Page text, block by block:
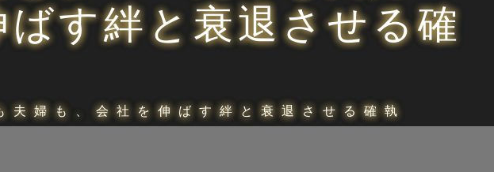
す絆と衰退させる確
婦も、会社を伸ばす絆と衰退させる確執